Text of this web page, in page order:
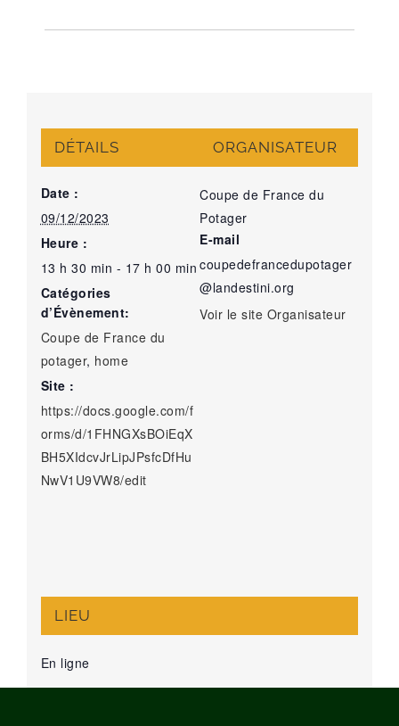
DÉTAILS
Date :
09/12/2023
Heure :
13 h 30 min - 17 h 00 min
Catégories
d’Évènement:
Coupe de France du
potager, home
Site :
https://docs.google.com/f
orms/d/1FHNGXsBOiEqX
BH5XIdcvJrLipJPsfcDfHu
NwV1U9VW8/edit
ORGANISATEUR
Coupe de France du
Potager
E-mail
coupedefrancedupotager
@landestini.org
Voir le site Organisateur
LIEU
En ligne